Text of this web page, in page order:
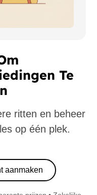
Te
ritten en beheer
op één plek.
aanmaken